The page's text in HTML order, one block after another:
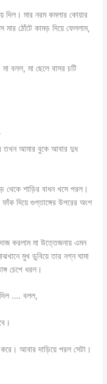
দিল। মার নরম কমলার কোয়ার
ঠোঁটে কামড় দিয়ে ফেললাম,
বলল, মা ছেলে বাসর চটি
তখন আমার বুকে আবার দুধ
থেকে শাড়ির বাধন খসে পরল।
ফাঁক দিয়ে গুপ্তাঙ্গের উপরের অংশ
করলাম মা উত্তেজনায় এমন
মুখ ডুবিয়ে তার নগ্ন ঘামা
চেপে ধরল।
দিল …. বলল,
আবার দাড়িয়ে পরল সেটা।